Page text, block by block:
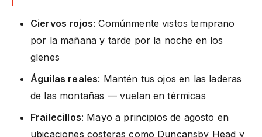
Ciervos rojos: Comúnmente vistos temprano
por la mañana y tarde por la noche en los
glenes
Águilas reales: Mantén tus ojos en las laderas
de las montañas — vuelan en térmicas
Frailecillos: Mayo a principios de agosto en
ubicaciones costeras como Duncansby Head y